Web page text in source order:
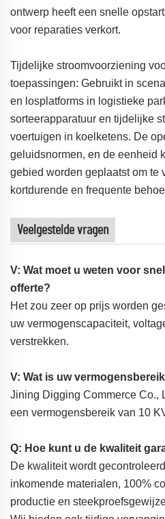
ontwerp heeft een snelle
voor reparaties verkort.
Tijdelijke stroomvoorziening
toepassingen: Gebruikt in
en losplatforms in logistieke
sorteerapparatuur en tijdelijke
voertuigen in koelketens. De
geluidsnormen, en de eenheid
gebied worden geplaatst om te
kortdurende en frequente
Veelgestelde vragen
V: Wat moet u weten voor
offerte?
Het zou zeer op prijs worden
uw vermogenscapaciteit,
verstrekken.
V: Wat is uw
Jining Digging Commerce Co.,
een vermogensbereik van 10
Q: Hoe kunt u de kwaliteit
De kwaliteit wordt
inkomende materialen, 100%
productie en